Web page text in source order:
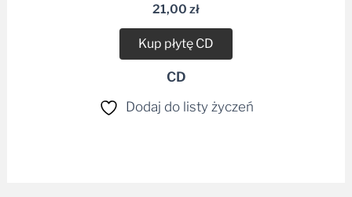
21,00 zł
Kup płytę CD
CD
Dodaj do listy życzeń